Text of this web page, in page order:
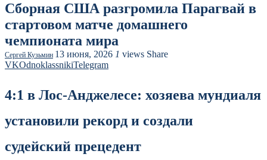
Сборная США разгромила Парагвай в
стартовом матче домашнего
чемпионата мира
Сергей Кузьмин 13 июня, 2026 1 views Share
VKOdnoklassnikiTelegram
4:1 в Лос-Анджелесе: хозяева мундиаля
установили рекорд и создали
судейский прецедент